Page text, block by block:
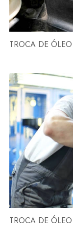
TROCA DE
TROCA DE